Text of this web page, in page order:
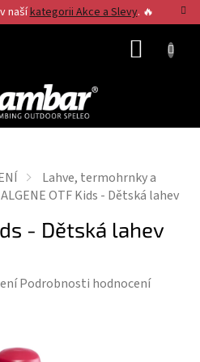
našíkategorii Akce a Slevy. 🔥
Lahve, termohrnky a
OTF Kids - Dětská lahev
- Dětská lahev
Podrobnosti hodnocení